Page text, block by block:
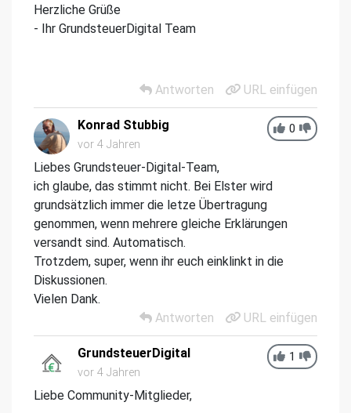
Herzliche Grüße
- Ihr GrundsteuerDigital Team
Antworten URL einfügen
0
Konrad Stubbig
vor 4 Jahren
Liebes Grundsteuer-Digital-Team,
ich glaube, das stimmt nicht. Bei Elster wird
grundsätzlich immer die letze Übertragung
genommen, wenn mehrere gleiche Erklärungen
versandt sind. Automatisch.
Trotzdem, super, wenn ihr euch einklinkt in die
Diskussionen.
Vielen Dank.
Antworten
URL einfügen
1
GrundsteuerDigital
vor 4 Jahren
Liebe Community-Mitglieder,